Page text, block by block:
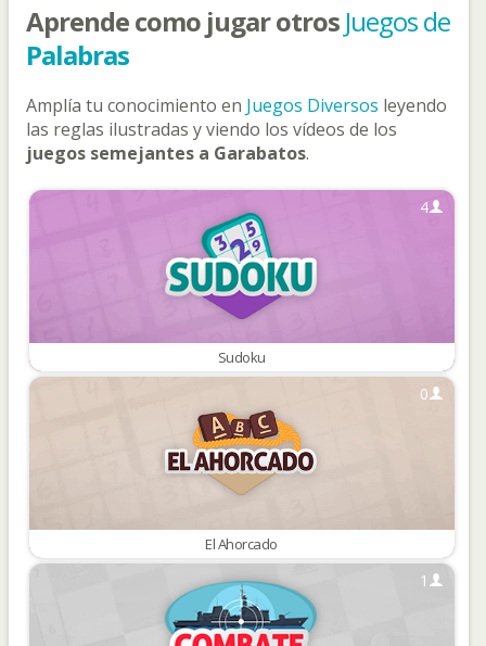
Aprende como jugar otros Juegos de
Palabras
Amplía tu conocimiento en Juegos Diversos leyendo
las reglas ilustradas y viendo los vídeos de los
juegos semejantes a Garabatos.
4
Sudoku
0
El Ahorcado
1